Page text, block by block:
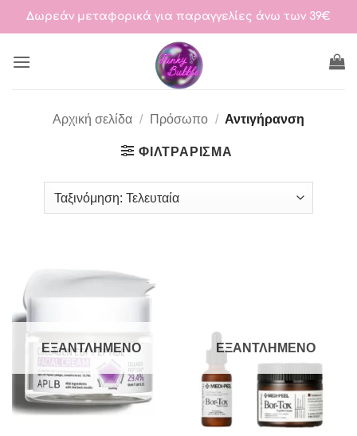
Μετάβαση
Δωρεάν μεταφορικά για παραγγελίες άνω των 39€
Αρχική σελίδα / Πρόσωπο / Αντιγήρανση
ΦΙΛΤΡΆΡΙΣΜΑ
ΕΞΑΝΤΛΗΜΈΝΟ ΕΞΑΝΤΛΗΜΈΝΟ